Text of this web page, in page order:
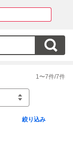
1 〜7件/7件
絞り込み